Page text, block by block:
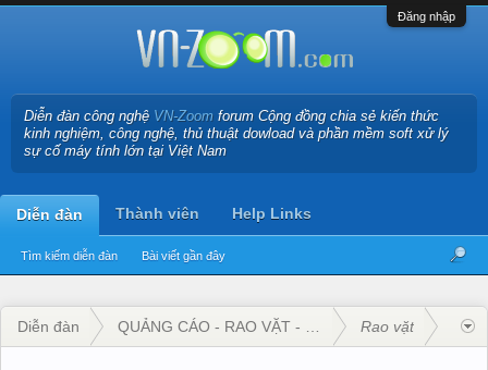
Đăng nhập
Diễn đàn công nghệ VN-Zoom forum Cộng đồng chia sẻ kiến thức
kinh nghiệm, công nghệ, thủ thuật dowload và phần mềm soft xử lý
sự cố máy tính lớn tại Việt Nam
Diễn đàn
Tìm kiếm diễn đàn Bài viết gần đây
Thành viên Help Links
Diễn đàn QUẢNG CÁO - RAO VẶT - KINH DOANH
Rao vặt